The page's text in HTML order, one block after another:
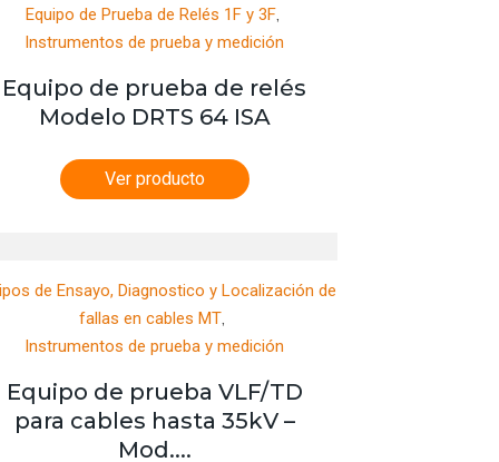
Equipo de Prueba de Relés 1F y 3F,
Instrumentos de prueba y medición
Equipo de prueba de relés
Modelo DRTS 64 ISA
Ver producto
de Ensayo, Diagnostico y Localización de
fallas en cables MT,
Instrumentos de prueba y medición
Equipo de prueba VLF/TD
para cables hasta 35kV –
Mod....